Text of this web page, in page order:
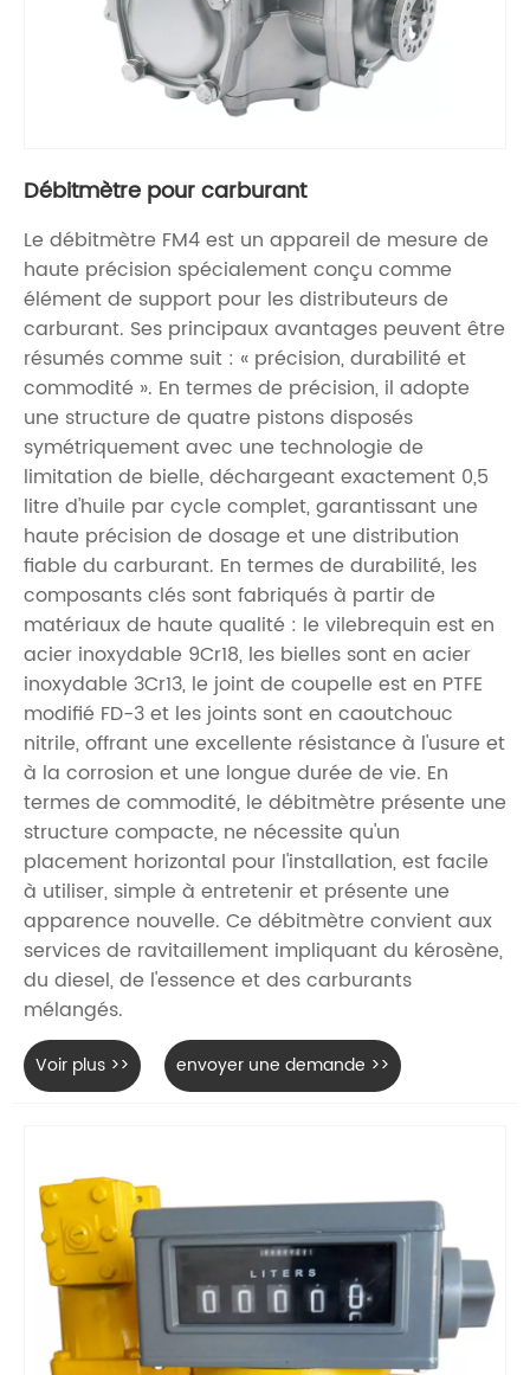
Débitmètre pour carburant
Le débitmètre FM4 est un appareil de mesure de
haute précision spécialement conçu comme
élément de support pour les distributeurs de
carburant. Ses principaux avantages peuvent être
résumés comme suit : « précision, durabilité et
commodité ». En termes de précision, il adopte
une structure de quatre pistons disposés
symétriquement avec une technologie de
limitation de bielle, déchargeant exactement 0,5
litre d'huile par cycle complet, garantissant une
haute précision de dosage et une distribution
fiable du carburant. En termes de durabilité, les
composants clés sont fabriqués à partir de
matériaux de haute qualité : le vilebrequin est en
acier inoxydable 9Cr18, les bielles sont en acier
inoxydable 3Cr13, le joint de coupelle est en PTFE
modifié FD-3 et les joints sont en caoutchouc
nitrile, offrant une excellente résistance à l'usure et
à la corrosion et une longue durée de vie. En
termes de commodité, le débitmètre présente une
structure compacte, ne nécessite qu'un
placement horizontal pour l'installation, est facile
à utiliser, simple à entretenir et présente une
apparence nouvelle. Ce débitmètre convient aux
services de ravitaillement impliquant du kérosène,
du diesel, de l'essence et des carburants
mélangés.
Voir plus >> envoyer une demande >>